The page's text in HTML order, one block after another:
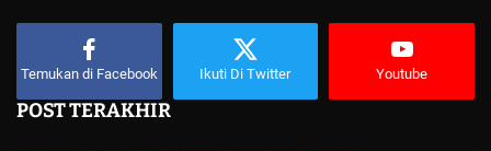
Temukan di Facebook Ikuti Di Twitter Youtube
POST TERAKHIR